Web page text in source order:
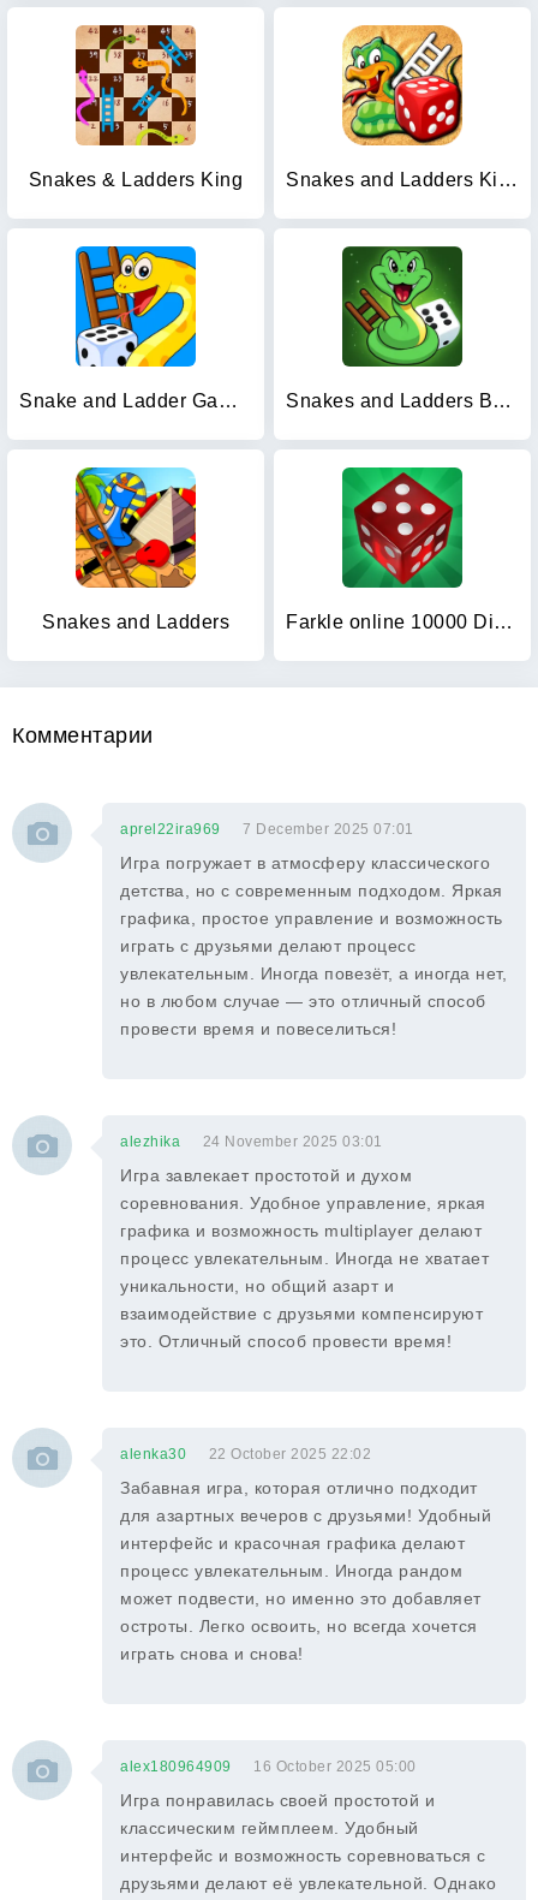
Snakes & Ladders King Snakes and Ladders King
Snake and Ladder Games Snakes and Ladders Board Games
Snakes and Ladders Farkle online 10000 Dice Game
Комментарии
aprel22ira969 7 December 2025 07:01
Игра погружает в атмосферу классического
детства, но с современным подходом. Яркая
графика, простое управление и возможность
играть с друзьями делают процесс
увлекательным. Иногда повезёт, а иногда нет,
но в любом случае — это отличный способ
провести время и повеселиться!
alezhika 24 November 2025 03:01
Игра завлекает простотой и духом
соревнования. Удобное управление, яркая
графика и возможность multiplayer делают
процесс увлекательным. Иногда не хватает
уникальности, но общий азарт и
взаимодействие с друзьями компенсируют
это. Отличный способ провести время!
alenka30 22 October 2025 22:02
Забавная игра, которая отлично подходит
для азартных вечеров с друзьями! Удобный
интерфейс и красочная графика делают
процесс увлекательным. Иногда рандом
может подвести, но именно это добавляет
остроты. Легко освоить, но всегда хочется
играть снова и снова!
alex180964909 16 October 2025 05:00
Игра понравилась своей простотой и
классическим геймплеем. Удобный
интерфейс и возможность соревноваться с
друзьями делают её увлекательной. Однако